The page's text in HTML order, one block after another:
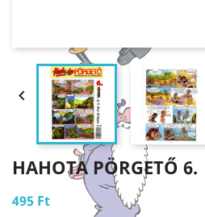

HAHOTA PÖRGETŐ 6.
495 Ft